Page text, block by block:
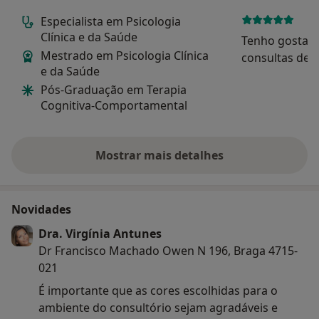
habilidades interpessoais.
- Terapia Online (Telepsicologia)
Atendimento psicológico por meio de plataformas
virtuais, permitindo que o paciente tenha acesso ao
cuidado psicológico sem sair de casa. Esta opção é
dificuldades de locomoção ou vive em localidades
Sessões que envolvem práticas de mindfulness
(atenção plena) para redução do estresse, ansiedade e
melhoria da concentração. Também inclui outras
técnicas como respiração e relaxamento muscular
progressivo.
Especialista em Psicologia
Clínica e da Saúde
Mestrado em Psicologia Clínica
e da Saúde
Pós-Graduação em Terapia
Cognitiva-Comportamental
Tenho
consultas de
Mostrar mais detalhes
sobre a experiência
Novidades
Dra. Virgínia Antunes
Dr Francisco Machado Owen N 196, Braga 4715-
021
É importante que as cores escolhidas para o
ambiente do consultório sejam agradáveis e